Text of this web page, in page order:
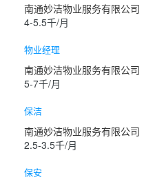
南通妙洁物业服务有限公司
4-5.5千/月
物业经理
南通妙洁物业服务有限公司
5-7千/月
保洁
南通妙洁物业服务有限公司
2.5-3.5千/月
保安